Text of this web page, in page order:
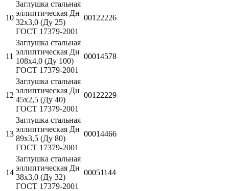
10
Заглушка стальная
эллиптическая Дн
32х3,0 (Ду 25)
ГОСТ 17379-2001
00122226
11
Заглушка стальная
эллиптическая Дн
108х4,0 (Ду 100)
ГОСТ 17379-2001
00014578
12
Заглушка стальная
эллиптическая Дн
45х2,5 (Ду 40)
ГОСТ 17379-2001
00122229
13
Заглушка стальная
эллиптическая Дн
89х3,5 (Ду 80)
ГОСТ 17379-2001
00014466
14
Заглушка стальная
эллиптическая Дн
38х3,0 (Ду 32)
ГОСТ 17379-2001
00051144